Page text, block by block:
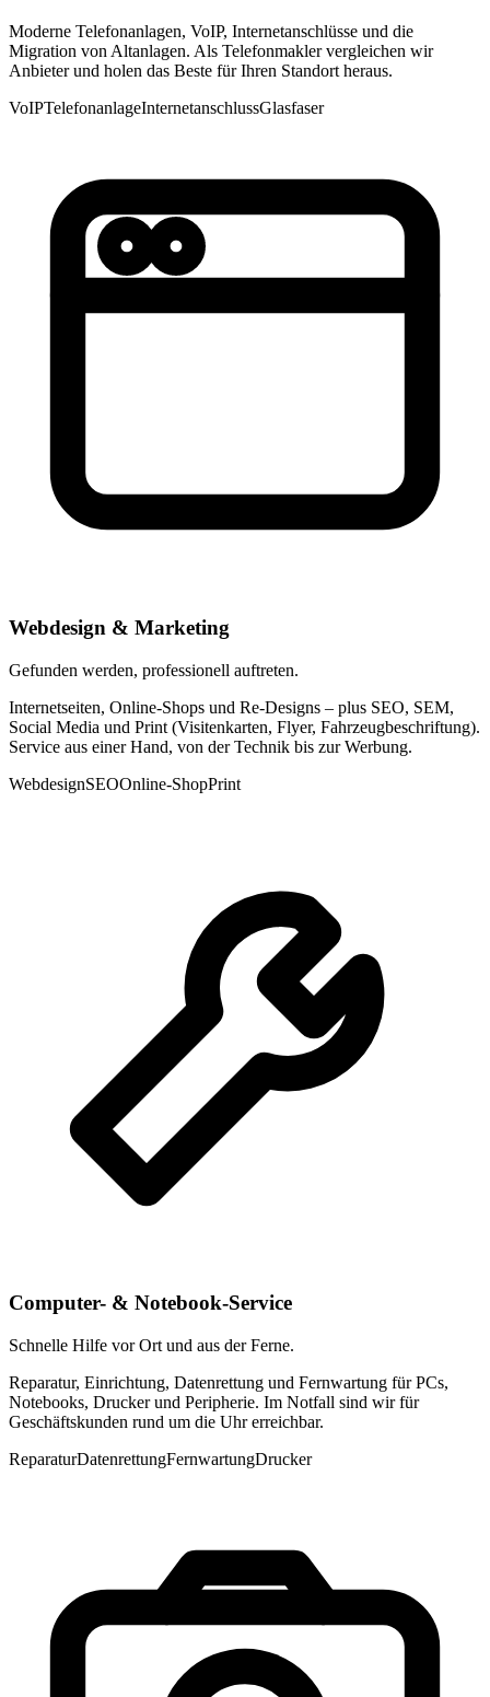
Moderne Telefonanlagen, VoIP, Internetanschlüsse und die
Migration von Altanlagen. Als Telefonmakler vergleichen wir
Anbieter und holen das Beste für Ihren Standort heraus.
VoIPTelefonanlageInternetanschlussGlasfaser
Webdesign & Marketing
Gefunden werden, professionell auftreten.
Internetseiten, Online-Shops und Re-Designs – plus SEO, SEM,
Social Media und Print (Visitenkarten, Flyer, Fahrzeugbeschriftung).
Service aus einer Hand, von der Technik bis zur Werbung.
WebdesignSEOOnline-ShopPrint
Computer- & Notebook-Service
Schnelle Hilfe vor Ort und aus der Ferne.
Reparatur, Einrichtung, Datenrettung und Fernwartung für PCs,
Notebooks, Drucker und Peripherie. Im Notfall sind wir für
Geschäftskunden rund um die Uhr erreichbar.
ReparaturDatenrettungFernwartungDrucker